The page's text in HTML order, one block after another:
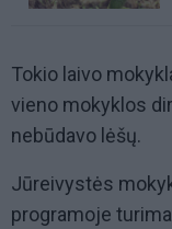
Tokio laivo
vieno mokyklos
nebūdavo lėšų.
Jūreivystės
programoje